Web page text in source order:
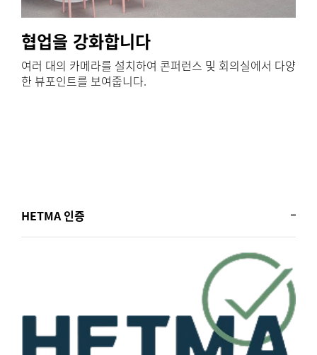
협업을 강화합니다
여러 대의 카메라를 설치하여 콘퍼런스 및 회의실에서 다양
한 뷰포인트를 보여줍니다.
HETMA 인증